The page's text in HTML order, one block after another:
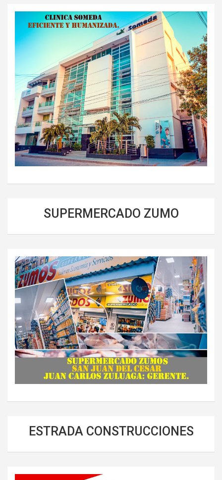
SUPERMERCADO ZUMO
ESTRADA CONSTRUCCIONES